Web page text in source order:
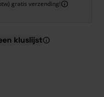
gratis verzending!
kluslijst